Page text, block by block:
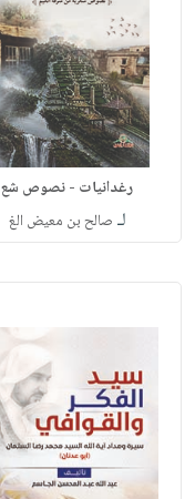
رغدانيات - نصوص شع
لـ صالح بن معيض الغ